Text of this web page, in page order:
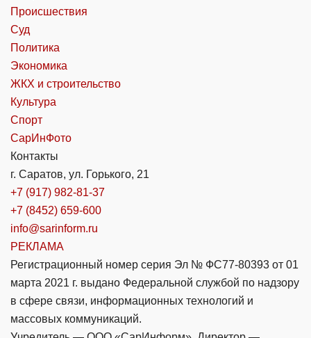
Происшествия
Суд
Политика
Экономика
ЖКХ и строительство
Культура
Спорт
СарИнФото
Контакты
г. Саратов, ул. Горького, 21
+7 (917) 982-81-37
+7 (8452) 659-600
info@sarinform.ru
РЕКЛАМА
Регистрационный номер серия Эл № ФС77-80393 от 01
марта 2021 г. выдано Федеральной службой по надзору
в сфере связи, информационных технологий и
массовых коммуникаций.